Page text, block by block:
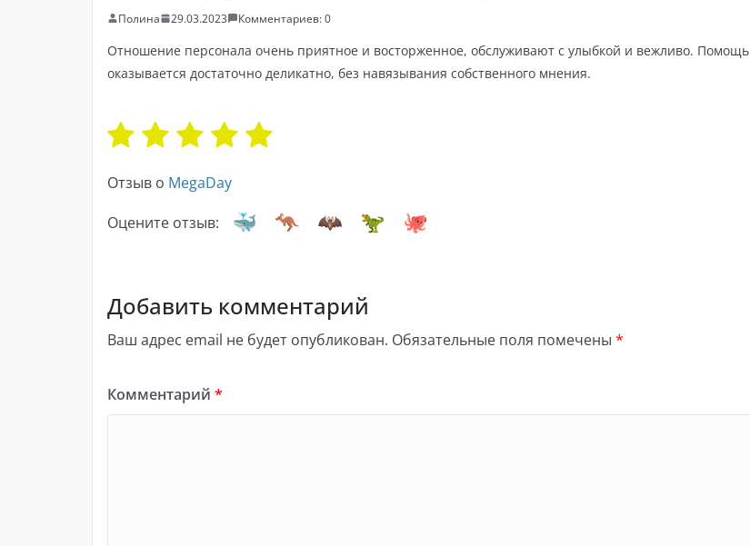
Полина 29.03.2023 Комментариев: 0
Отношение персонала очень приятное и восторженное, обслуживают с улыбкой и вежливо. Помощь
оказывается достаточно деликатно, без навязывания собственного мнения.
Отзыв о MegaDay
Оцените отзыв:
Добавить комментарий
Ваш адрес email не будет опубликован. Обязательные поля помечены *
Комментарий *